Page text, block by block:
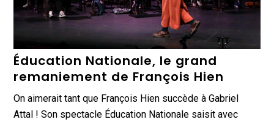
Éducation Nationale, le grand
remaniement de François Hien
On aimerait tant que François Hien succède à Gabriel
Attal ! Son spectacle Éducation Nationale saisit avec